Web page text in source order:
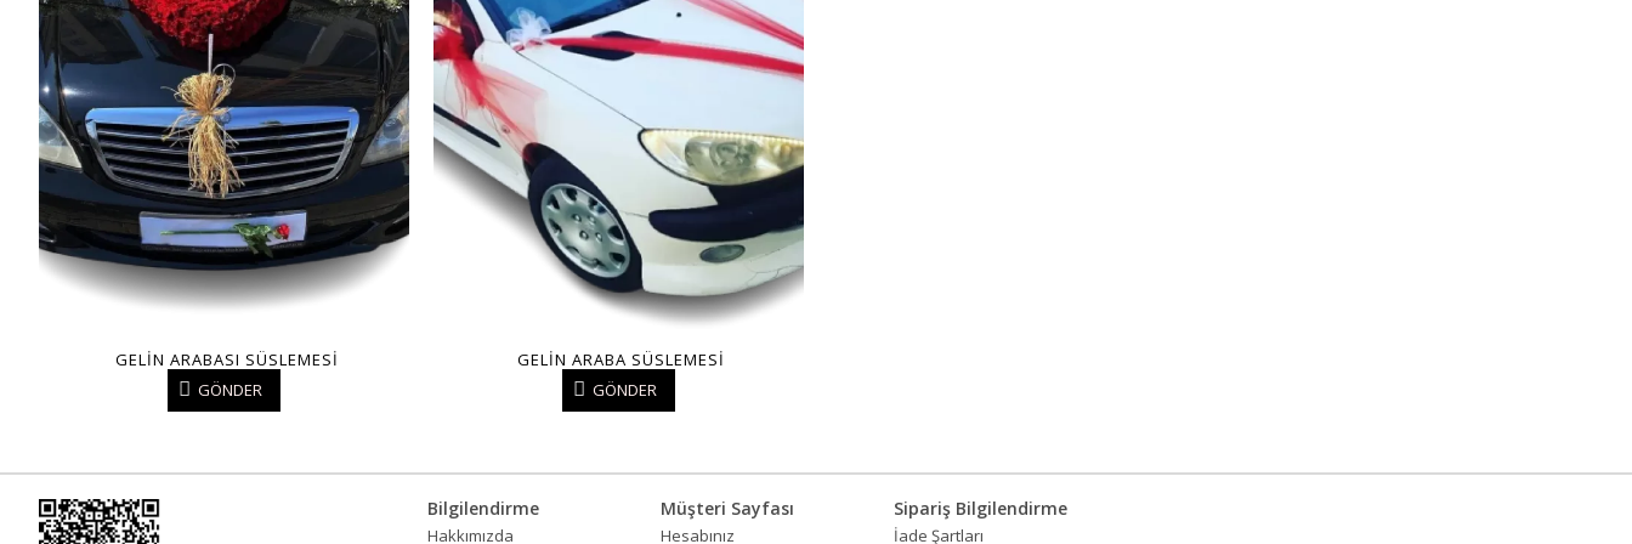
GELIN ARABASI SÜSLEMESI
GÖNDER
GELIN ARABA SÜSLEMESI
GÖNDER
Bilgilendirme
Hakkımızda
Müşteri Sayfası
Hesabınız
Sipariş Bilgilendirme
İade Şartları